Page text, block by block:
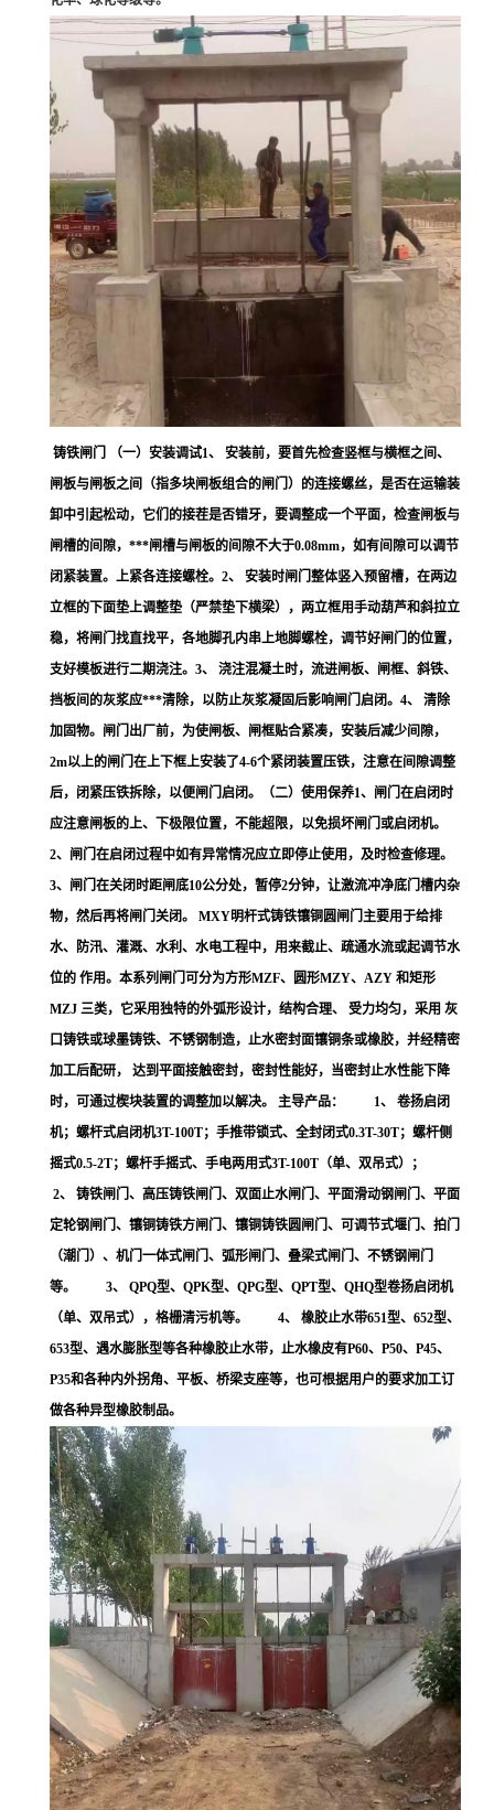
铸铁闸门 （一）安装调试1、 安装前，要首先检查竖框与横框之间、
闸板与闸板之间（指多块闸板组合的闸门）的连接螺丝，是否在运输装
卸中引起松动，它们的接茬是否错牙，要调整成一个平面，检查闸板与
闸槽的间隙，***闸槽与闸板的间隙不大于0.08mm，如有间隙可以调节
闭紧装置。上紧各连接螺栓。2、 安装时闸门整体竖入预留槽，在两边
立框的下面垫上调整垫（严禁垫下横梁），两立框用手动葫芦和斜拉立
稳，将闸门找直找平，各地脚孔内串上地脚螺栓，调节好闸门的位置，
支好模板进行二期浇注。3、 浇注混凝土时，流进闸板、闸框、斜铁、
挡板间的灰浆应***清除，以防止灰浆凝固后影响闸门启闭。4、 清除
加固物。闸门出厂前，为使闸板、闸框贴合紧凑，安装后减少间隙，
2m以上的闸门在上下框上安装了4-6个紧闭装置压铁，注意在间隙调整
后，闭紧压铁拆除，以便闸门启闭。（二）使用保养1、闸门在启闭时
应注意闸板的上、下极限位置，不能超限，以免损坏闸门或启闭机。
2、闸门在启闭过程中如有异常情况应立即停止使用，及时检查修理。
3、闸门在关闭时距闸底10公分处，暂停2分钟，让激流冲净底门槽内杂
物，然后再将闸门关闭。 MXY明杆式铸铁镶铜圆闸门主要用于给排
水、防汛、灌溉、水利、水电工程中，用来截止、疏通水流或起调节水
位的 作用。本系列闸门可分为方形MZF、圆形MZY、AZY 和矩形
MZJ 三类，它采用独特的外弧形设计，结构合理、 受力均匀，采用 灰
口铸铁或球墨铸铁、不锈钢制造，止水密封面镶铜条或橡胶，并经精密
加工后配研， 达到平面接触密封，密封性能好，当密封止水性能下降
时，可通过楔块装置的调整加以解决。 主导产品： 1、 卷扬启闭
机；螺杆式启闭机3T-100T；手推带锁式、全封闭式0.3T-30T；螺杆侧
摇式0.5-2T；螺杆手摇式、手电两用式3T-100T（单、双吊式）；
2、 铸铁闸门、高压铸铁闸门、双面止水闸门、平面滑动钢闸门、平面
定轮钢闸门、镶铜铸铁方闸门、镶铜铸铁圆闸门、可调节式堰门、拍门
（潮门）、机门一体式闸门、弧形闸门、叠梁式闸门、不锈钢闸门
等。 3、 QPQ型、QPK型、QPG型、QPT型、QHQ型卷扬启闭机
（单、双吊式），格栅清污机等。 4、 橡胶止水带651型、652型、
653型、遇水膨胀型等各种橡胶止水带，止水橡皮有P60、P50、P45、
P35和各种内外拐角、平板、桥梁支座等，也可根据用户的要求加工订
做各种异型橡胶制品。